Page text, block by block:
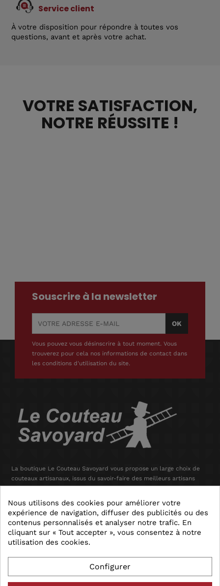
Service client
À votre disposition pour répondre à toutes vos
questions, avant et après votre achat.
VOTRE SATISFACTION,
NOTRE RÉUSSITE !
Souscrire à la newsletter
Vous pouvez vous désinscrire à tout moment. Vous
trouverez pour cela nos informations de contact dans
les conditions d'utilisation du site.
La boutique Le Couteau Savoyard vous propose un large choix de
couteaux artisanaux, issus du savoir-faire des meilleurs artisans
français
Informations
Catégories 
Informations 
Nous utilisons des cookies pour améliorer votre
expérience de navigation, diffuser des publicités ou des
contenus personnalisés et analyser notre trafic. En
cliquant sur « Tout accepter », vous consentez à notre
utilisation des cookies.
Configurer